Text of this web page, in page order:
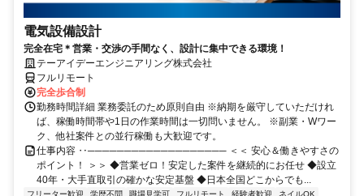
電気設備設計
完全在宅＊営業・交渉の手間なく、設計に集中できる環境！
テーアイデーエンジニアリング株式会社
フルリモート
完全歩合制
勤務時間詳細 業務委託のため原則自由 ※納期を厳守していただけれ
ば、稼働時間帯や1日の作業時間は一切問いません。 ※副業・Wワー
ク、他社案件との並行稼働も大歓迎です。
仕事内容 ‥─────────────────── ＜＜ 安心＆働きやすさの
ポイント！ ＞＞ ◆営業ゼロ！安定した案件を継続的にお任せ ◆設立
40年・大手直取引の確かな安定基盤 ◆日本全国どこからでも...
フリーター歓迎 学歴不問 職場見学可 フルリモート 経験者歓迎
ネイルOK